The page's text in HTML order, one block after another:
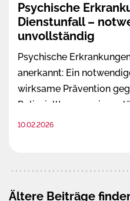
Psychische
Dienstunfall –
unvollständig
Psychische
anerkannt: Ein
wirksame Prävention
Polizeialltag vermissen
10.02.2026
Ältere Beiträge